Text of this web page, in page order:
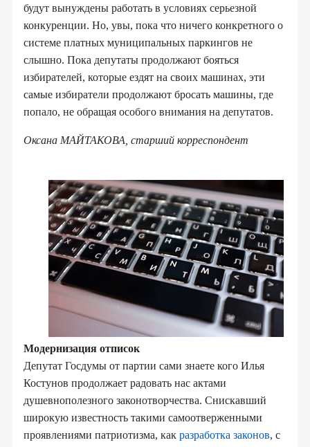
будут вынуждены работать в условиях серьезной
конкуренции. Но, увы, пока что ничего конкретного о
системе платных муниципальных паркингов не
слышно. Пока депутаты продолжают бояться
избирателей, которые ездят на своих машинах, эти
самые избиратели продолжают бросать машины, где
попало, не обращая особого внимания на депутатов.
Оксана МАЙТАКОВА, старший корреспондент
Модернизация отписок
Депутат Госдумы от партии сами знаете кого Илья
Костунов продолжает радовать нас актами
душевнополезного законотворчества. Снискавший
широкую известность такими самоотверженными
проявлениями патриотизма, как разработка законов, с